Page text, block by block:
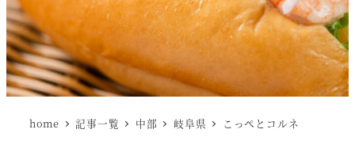
home 記事一覧 中部 岐阜県 こっぺとコルネ